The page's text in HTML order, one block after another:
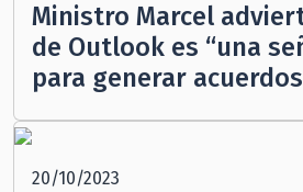
Ministro Marcel
de Outlook es “una
para generar acuerdos
20/10/2023